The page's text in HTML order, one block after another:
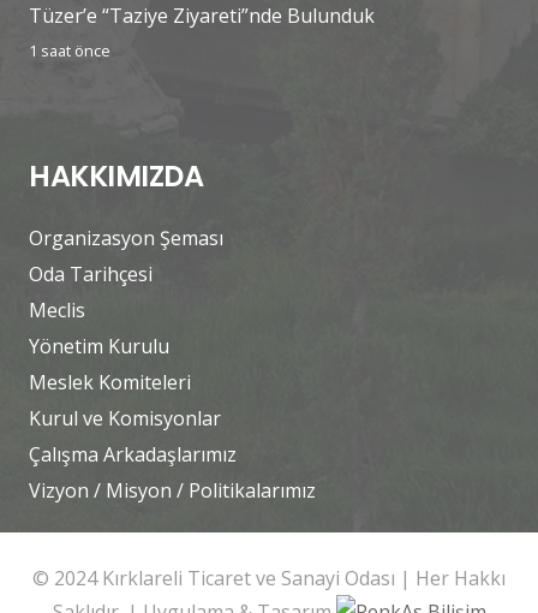
Tüzer’e “Taziye Ziyareti”nde Bulunduk
1 saat önce
HAKKIMIZDA
Organizasyon Şeması
Oda Tarihçesi
Meclis
Yönetim Kurulu
Meslek Komiteleri
Kurul ve Komisyonlar
Çalışma Arkadaşlarımız
Vizyon / Misyon / Politikalarımız
© 2024 Kırklareli Ticaret ve Sanayi Odası | Her Hakkı